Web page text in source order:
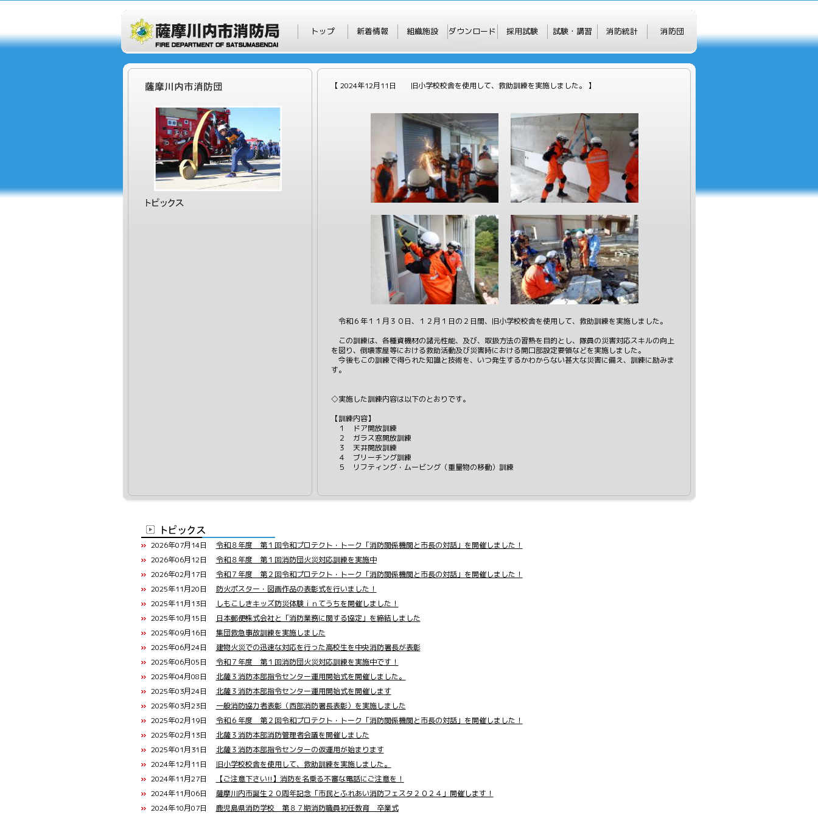
トップ 新着情報 組織施設 ダウンロード 採用試験 試験・講習 消防統計 消防団
【 2024年12月11日 旧小学校校舎を使用して、救助訓練を実施しました。 】
令和６年１１月３０日、１２月１日の２日間、旧小学校校舎を使用して、救助訓練を実施しました。
この訓練は、各種資機材の諸元性能、及び、取扱方法の習熟を目的とし、隊員の災害対応スキルの向上
を図り、倒壊家屋等における救助活動及び災害時における開口部設定要領などを実施しました。
今後もこの訓練で得られた知識と技術を、いつ発生するかわからない甚大な災害に備え、訓練に励みま
す。
◇実施した訓練内容は以下のとおりです。
【訓練内容】
１ ドア開放訓練
２ ガラス窓開放訓練
３ 天井開放訓練
４ ブリーチング訓練
５ リフティング・ムービング（重量物の移動）訓練
2026年07月14日 令和８年度 第１回令和プロテクト・トーク「消防関係機関と市長の対話」を開催しました！
2026年06月12日 令和８年度 第１回消防団火災対応訓練を実施中
2026年02月17日 令和７年度 第２回令和プロテクト・トーク「消防関係機関と市長の対話」を開催しました！
2025年11月20日 防火ポスター・図画作品の表彰式を行いました！
2025年11月13日
しもこしきキッズ防災体験ｉｎてうちを開催しました！
2025年10月15日
日本郵便株式会社と「消防業務に関する協定」を締結しました
2025年09月16日 集団救急事故訓練を実施しました
2025年06月24日 建物火災での迅速な対応を行った高校生を中央消防署長が表彰
2025年06月05日 令和７年度 第１回消防団火災対応訓練を実施中です！
2025年04月08日 北薩３消防本部指令センター運用開始式を開催しました。
2025年03月24日 北薩３消防本部指令センター運用開始式を開催します
2025年03月23日 一般消防協力者表彰（西部消防署長表彰）を実施しました
2025年02月19日 令和６年度 第２回令和プロテクト・トーク「消防関係機関と市長の対話」を開催しました！
2025年02月13日 北薩３消防本部消防管理者会議を開催しました
2025年01月31日 北薩３消防本部指令センターの仮運用が始まります
2024年12月11日 旧小学校校舎を使用して、救助訓練を実施しました。
2024年11月27日
【ご注意下さい!!】消防を名乗る不審な電話にご注意を！
2024年11月06日 薩摩川内市誕生２０周年記念「市民とふれあい消防フェスタ２０２４」開催します！
2024年10月07日 鹿児島県消防学校 第８７期消防職員初任教育 卒業式